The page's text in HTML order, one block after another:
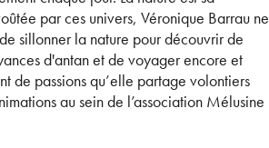
par ces univers, Véronique Barrau ne
sillonner la nature pour découvrir de
d'antan et de voyager encore et
de passions qu’elle partage volontiers
au sein de l’association Mélusine